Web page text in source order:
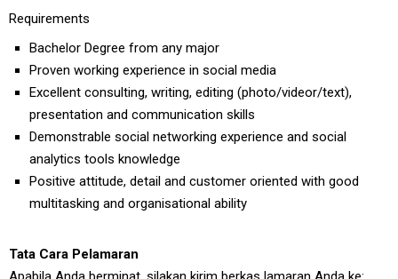
Requirements
Bachelor Degree from any major
Proven working experience in social media
Excellent consulting, writing, editing (photo/videor/text),
presentation and communication skills
Demonstrable social networking experience and social
analytics tools knowledge
Positive attitude, detail and customer oriented with good
multitasking and organisational ability
Tata Cara Pelamaran